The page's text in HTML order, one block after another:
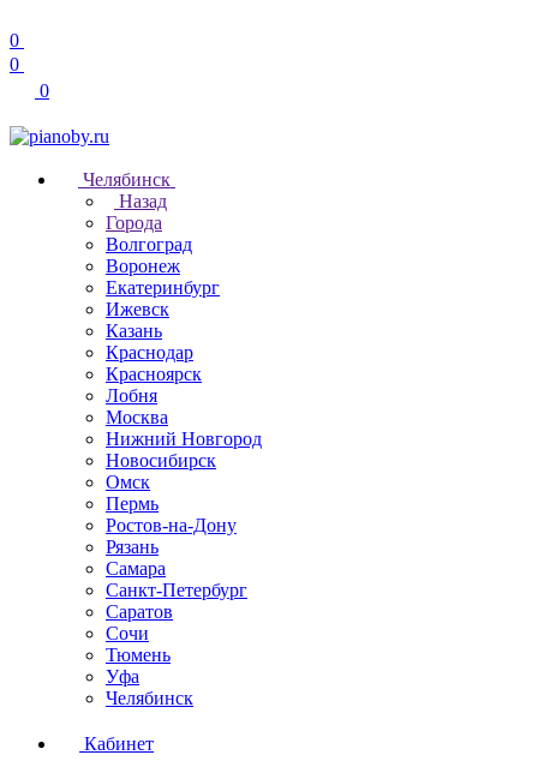
0
0
0
Челябинск
Назад
Города
Волгоград
Воронеж
Екатеринбург
Ижевск
Казань
Краснодар
Красноярск
Лобня
Москва
Нижний Новгород
Новосибирск
Омск
Пермь
Ростов-на-Дону
Рязань
Самара
Санкт-Петербург
Саратов
Сочи
Тюмень
Уфа
Челябинск
Кабинет